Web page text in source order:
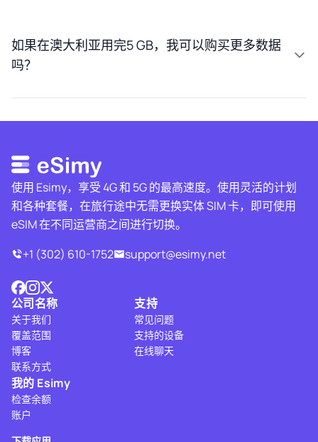
如果在澳大利亚用完5 GB，我可以购买更多数据
吗？
使用 Esimy，享受 4G 和 5G 的最高速度。使用灵活的计划
和各种套餐，在旅行途中无需更换实体 SIM 卡，即可使用
eSIM 在不同运营商之间进行切换。
+1 (302) 610-1752
support@esimy.net
公司名称
关于我们
覆盖范围
博客
联系方式
支持
常见问题
支持的设备
在线聊天
我的 Esimy
检查余额
账户